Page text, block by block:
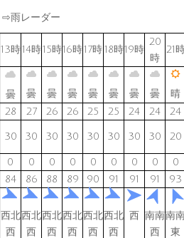
⇨雨レーダー
13時14時15時16時17時 18時19時
20
時
21
曇 曇 曇 曇 曇 曇 曇 曇 晴
28 27 26 26 25 25 24 24 24
30 30 30 30 30 30 30 30 20
0 0 0 0 0 0 0 0 0
84 86 88 89 90 91 91 91 93
西北
西
西北
西
西北
西
西北
西
西北
西
西北
西
西
南南
西
南
東